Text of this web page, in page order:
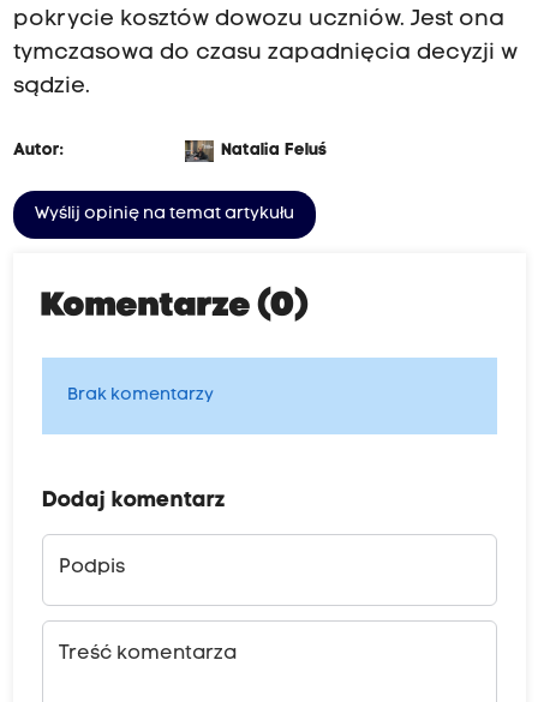
pokrycie kosztów dowozu uczniów. Jest ona
tymczasowa do czasu zapadnięcia decyzji w
sądzie.
Autor: Natalia Feluś
Wyślij opinię na temat artykułu
Komentarze (0)
Brak komentarzy
Dodaj komentarz
Podpis
Treść komentarza